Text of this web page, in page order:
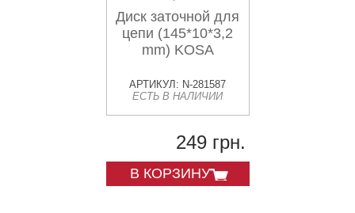
Диск заточной для
цепи (145*10*3,2
mm) KOSA
АРТИКУЛ: N-281587
ЕСТЬ В НАЛИЧИИ
249 грн.
В КОРЗИНУ